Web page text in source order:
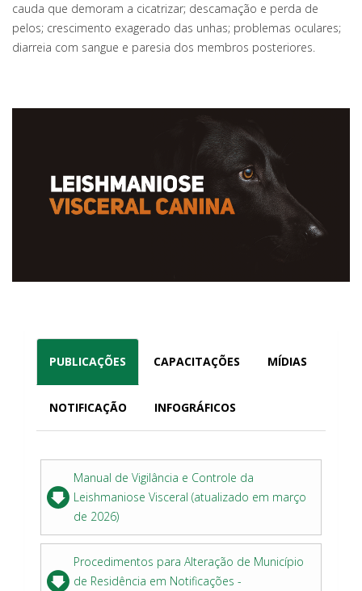
cauda que demoram a cicatrizar; descamação e perda de
pelos; crescimento exagerado das unhas; problemas oculares;
diarreia com sangue e paresia dos membros posteriores.
PUBLICAÇÕES CAPACITAÇÕES MÍDIAS
NOTIFICAÇÃO INFOGRÁFICOS
Manual de Vigilância e Controle da
Leishmaniose Visceral (atualizado em março
de 2026)
Procedimentos para Alteração de Município
de Residência em Notificações -